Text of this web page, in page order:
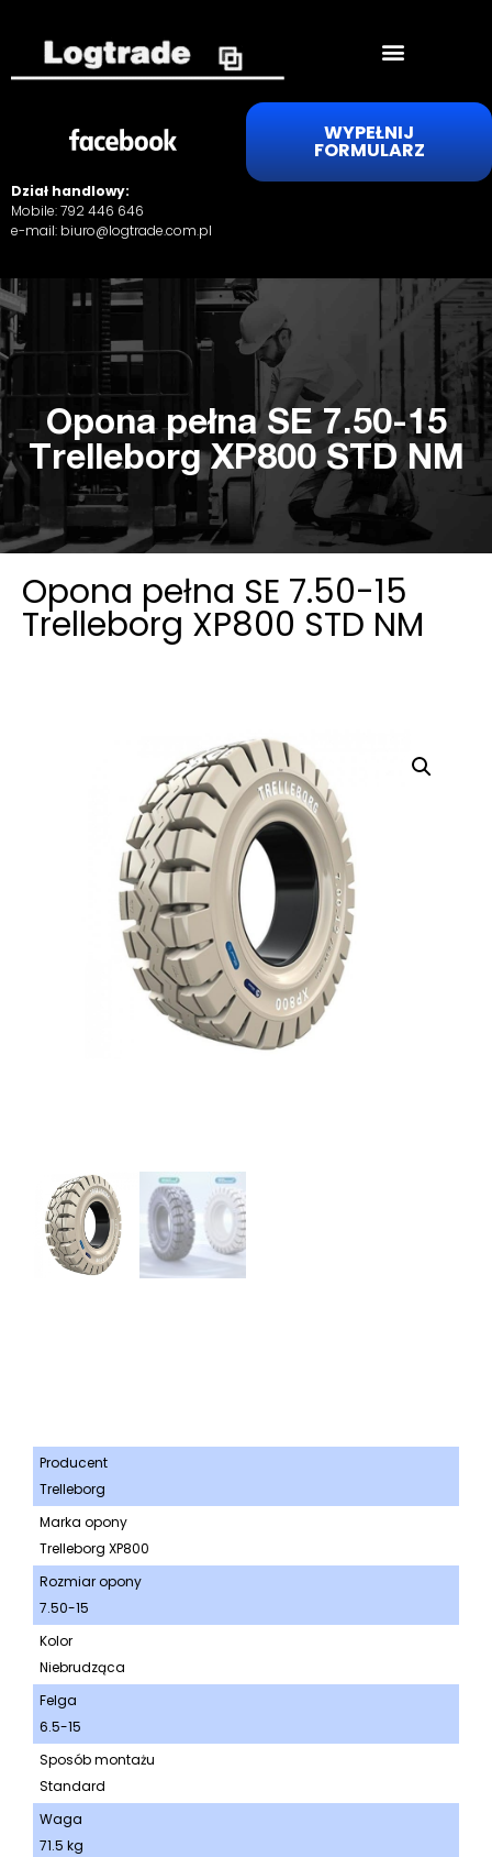
WYPEŁNIJ
FORMULARZ
Dział handlowy:
Mobile:792 446 646
e-mail: biuro@logtrade.com.pl
Opona pełna SE 7.50-15
Trelleborg XP800 STD NM
Opona pełna SE 7.50-15
Trelleborg XP800 STD NM
Producent
Trelleborg
Marka opony
Trelleborg XP800
Rozmiar opony
7.50-15
Kolor
Niebrudząca
Felga
6.5-15
Sposób montażu
Standard
Waga
71.5 kg